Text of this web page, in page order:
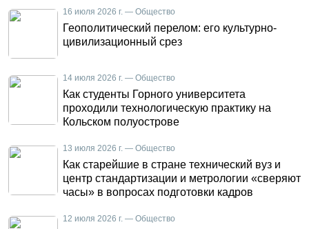
16 июля 2026 г. — Общество
Геополитический перелом: его культурно-
цивилизационный срез
14 июля 2026 г. — Общество
Как студенты Горного университета
проходили технологическую практику на
Кольском полуострове
13 июля 2026 г. — Общество
Как старейшие в стране технический вуз и
центр стандартизации и метрологии «сверяют
часы» в вопросах подготовки кадров
12 июля 2026 г. — Общество